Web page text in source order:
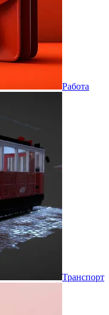
Работа
Транспорт